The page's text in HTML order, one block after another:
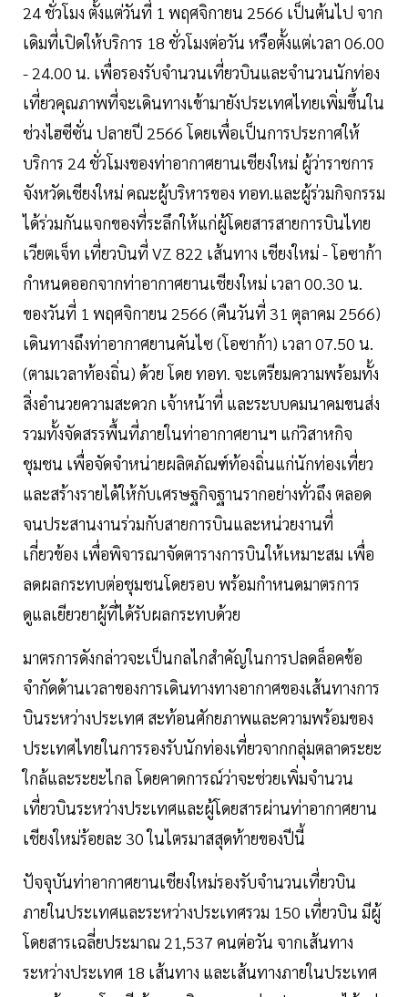
24 ชั่วโมง ตั้งแต่วันที่ 1 พฤศจิกายน 2566 เป็นต้นไป จาก
เดิมที่เปิดให้บริการ 18 ชั่วโมงต่อวัน หรือตั้งแต่เวลา 06.00
- 24.00 น. เพื่อรองรับจำนวนเที่ยวบินและจำนวนนักท่อง
เที่ยวคุณภาพที่จะเดินทางเข้ามายังประเทศไทยเพิ่มขึ้นใน
ช่วงไฮซีซั่น ปลายปี 2566 โดยเพื่อเป็นการประกาศให้
บริการ 24 ชั่วโมงของท่าอากาศยานเชียงใหม่ ผู้ว่าราชการ
จังหวัดเชียงใหม่ คณะผู้บริหารของ ทอท.และผู้ร่วมกิจกรรม
ได้ร่วมกันแจกของที่ระลึกให้แก่ผู้โดยสารสายการบินไทย
เวียตเจ็ท เที่ยวบินที่ VZ 822 เส้นทาง เชียงใหม่ - โอซาก้า
กำหนดออกจากท่าอากาศยานเชียงใหม่ เวลา 00.30 น.
ของวันที่ 1 พฤศจิกายน 2566 (คืนวันที่ 31 ตุลาคม 2566)
เดินทางถึงท่าอากาศยานคันไซ (โอซาก้า) เวลา 07.50 น.
(ตามเวลาท้องถิ่น) ด้วย โดย ทอท. จะเตรียมความพร้อมทั้ง
สิ่งอำนวยความสะดวก เจ้าหน้าที่ และระบบคมนาคมขนส่ง
รวมทั้งจัดสรรพื้นที่ภายในท่าอากาศยานฯ แก่วิสาหกิจ
ชุมชน เพื่อจัดจำหน่ายผลิตภัณฑ์ท้องถิ่นแก่นักท่องเที่ยว
และสร้างรายได้ให้กับเศรษฐกิจฐานรากอย่างทั่วถึง ตลอด
จนประสานงานร่วมกับสายการบินและหน่วยงานที่
เกี่ยวข้อง เพื่อพิจารณาจัดตารางการบินให้เหมาะสม เพื่อ
ลดผลกระทบต่อชุมชนโดยรอบ พร้อมกำหนดมาตรการ
ดูแลเยียวยาผู้ที่ได้รับผลกระทบด้วย
มาตรการดังกล่าวจะเป็นกลไกสำคัญในการปลดล็อคข้อ
จำกัดด้านเวลาของการเดินทางทางอากาศของเส้นทางการ
บินระหว่างประเทศ สะท้อนศักยภาพและความพร้อมของ
ประเทศไทยในการรองรับนักท่องเที่ยวจากกลุ่มตลาดระยะ
ใกล้และระยะไกล โดยคาดการณ์ว่าจะช่วยเพิ่มจำนวน
เที่ยวบินระหว่างประเทศและผู้โดยสารผ่านท่าอากาศยาน
เชียงใหม่ร้อยละ 30 ในไตรมาสสุดท้ายของปีนี้
ปัจจุบันท่าอากาศยานเชียงใหม่รองรับจำนวนเที่ยวบิน
ภายในประเทศและระหว่างประเทศรวม 150 เที่ยวบิน มีผู้
โดยสารเฉลี่ยประมาณ 21,537 คนต่อวัน จากเส้นทาง
ระหว่างประเทศ 18 เส้นทาง และเส้นทางภายในประเทศ